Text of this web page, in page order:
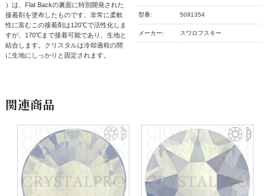
）は、Flat Backの裏面に特別開発された
接着剤を塗布したものです。非常に柔軟
性に富むこの接着剤は120℃で活性化しま
すが、170℃まで接着可能であり、生地と
結合します。クリスタルは冷却過程の間
に生地にしっかりと固定されます。
型番: 5091354
メーカー: スワロフスキー
関連商品